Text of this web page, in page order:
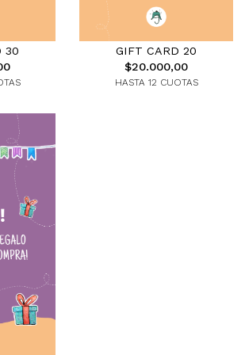
30
GIFT CARD 20
$20.000,00
HASTA 12 CUOTAS